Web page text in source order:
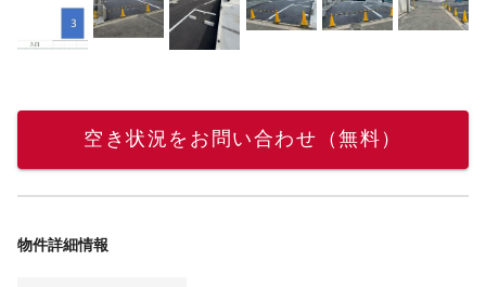
空き状況をお問い合わせ（無料）
物件詳細情報